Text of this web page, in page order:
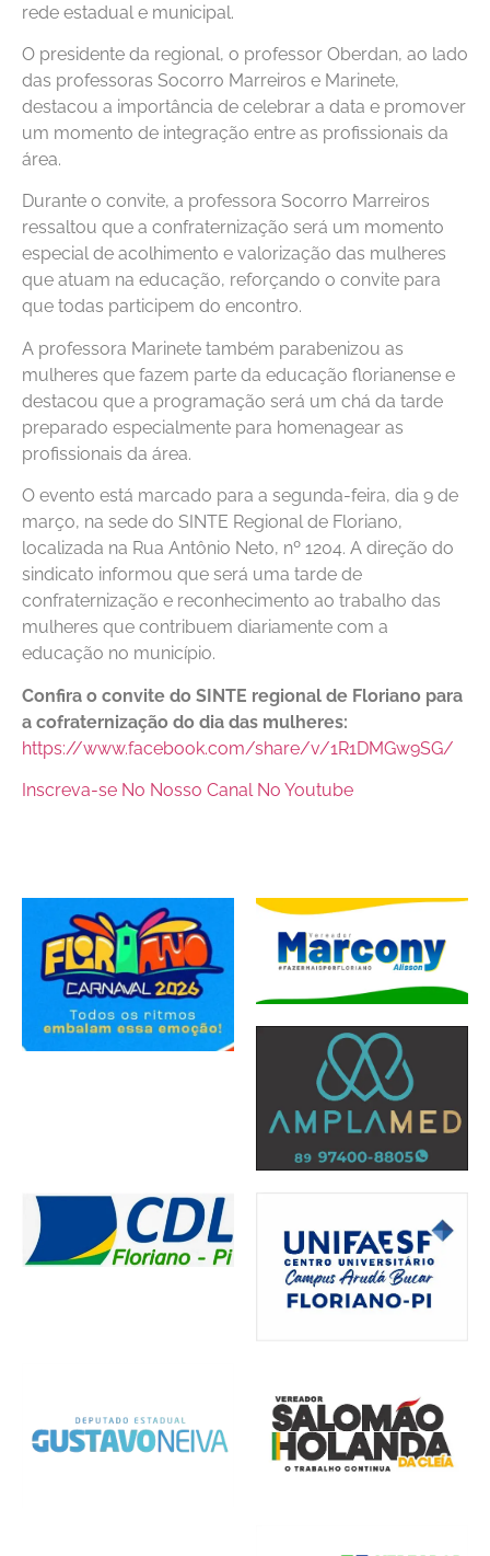
rede estadual e municipal.
O presidente da regional, o professor Oberdan, ao lado
das professoras Socorro Marreiros e Marinete,
destacou a importância de celebrar a data e promover
um momento de integração entre as profissionais da
área.
Durante o convite, a professora Socorro Marreiros
ressaltou que a confraternização será um momento
especial de acolhimento e valorização das mulheres
que atuam na educação, reforçando o convite para
que todas participem do encontro.
A professora Marinete também parabenizou as
mulheres que fazem parte da educação florianense e
destacou que a programação será um chá da tarde
preparado especialmente para homenagear as
profissionais da área.
O evento está marcado para a segunda-feira, dia 9 de
março, na sede do SINTE Regional de Floriano,
localizada na Rua Antônio Neto, nº 1204. A direção do
sindicato informou que será uma tarde de
confraternização e reconhecimento ao trabalho das
mulheres que contribuem diariamente com a
educação no município.
Confira o convite do SINTE regional de Floriano para
a cofraternização do dia das mulheres:
https://www.facebook.com/share/v/1R1DMGw9SG/
Inscreva-se No Nosso Canal No Youtube